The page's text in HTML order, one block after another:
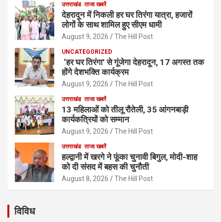
उत्तराखंड ताजा खबरें
देहरादून में निकली हर घर तिरंगा यात्रा, हजारों
लोगों के साथ शामिल हुए सीएम धामी
August 9, 2026 The Hill Post
UNCATEGORIZED
‘हर घर तिरंगा’ से गूंजेगा देहरादून, 17 अगस्त तक
होंगे देशभक्ति कार्यक्रम
August 9, 2026 The Hill Post
उत्तराखंड ताजा खबरें
13 महिलाओं को तीलू रौतेली, 35 आंगनबाड़ी
कार्यकत्रियों को सम्मान
August 9, 2026 The Hill Post
उत्तराखंड ताजा खबरें
हल्द्वानी में खरगे ने फूंका चुनावी बिगुल, मोदी-शाह
को दी संसद में बहस की चुनौती
August 8, 2026 The Hill Post
विविध